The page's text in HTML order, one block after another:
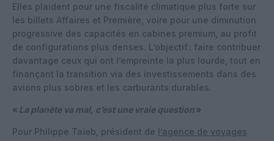
Elles plaident pour une fiscalité climatique plus forte sur
les billets Affaires et Première, voire pour une diminution
progressive des capacités en cabines premium, au profit
de configurations plus denses. L’objectif : faire contribuer
davantage ceux qui ont l’empreinte la plus lourde, tout en
finançant la transition via des investissements dans des
avions plus sobres et les carburants durables.
« La planète va mal, c’est une vraie question»
Pour Philippe Taïeb, président de l’agence de voyages